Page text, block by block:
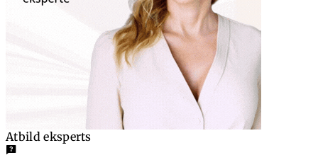
Atbild eksperts